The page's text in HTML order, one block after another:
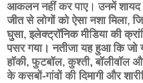
आकलन नहीं कर पाए। उनमें शायद
जीत से लोगों को ऐसा नशा मिला,
घुसा, इलेक्ट्रॉनिक मीडिया की
पसर गया। नतीजा यह हुआ कि जो
हॉकी, फुटबॉल, कुश्ती, बॉलीवॉल
के कसबों-गांवों की दिमागी और